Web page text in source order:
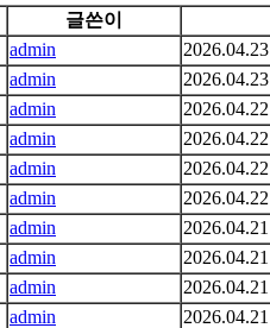
글쓴이
admin 2026.04.23
admin 2026.04.23
admin 2026.04.22
admin 2026.04.22
admin 2026.04.22
admin 2026.04.22
admin 2026.04.21
admin 2026.04.21
admin 2026.04.21
admin 2026.04.21